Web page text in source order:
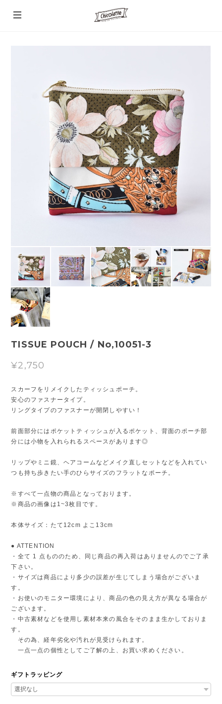
TISSUE POUCH / No,10051-3
¥2,750
スカーフをリメイクしたティッシュポーチ。
安心のファスナータイプ。
リングタイプのファスナーが開閉しやすい！
前面部分にはポケットティッシュが入るポケット、背面のポーチ部
分には小物を入れられるスペースがあります◎
リップやミニ鏡、ヘアコームなどメイク直しセットなどを入れてい
つも持ち歩きたい手のひらサイズのフラットなポーチ。
※すべて一点物の商品となっております。
※商品の画像は1~3枚目です。
本体サイズ：たて12cm よこ13cm
● ATTENTION
・全て 1 点もののため、同じ商品の再入荷はありませんのでご了承
下さい。
・サイズは商品により多少の誤差が生じてしまう場合がございま
す。
・お使いのモニター環境により、商品の色の見え方が異なる場合が
ございます。
・中古素材などを使用し素材本来の風合をそのまま生かしておりま
す。
その為、経年劣化や汚れが見受けられます。
一点一点の個性としてご了解の上、お買い求めください。
ギフトラッピング